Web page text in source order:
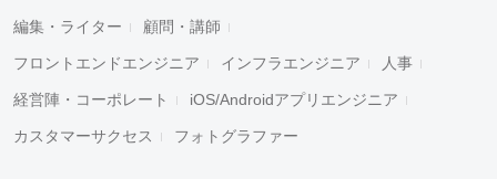
編集・ライター 顧問・講師
フロントエンドエンジニア インフラエンジニア 人事
経営陣・コーポレート iOS/Androidアプリエンジニア
カスタマーサクセス フォトグラファー